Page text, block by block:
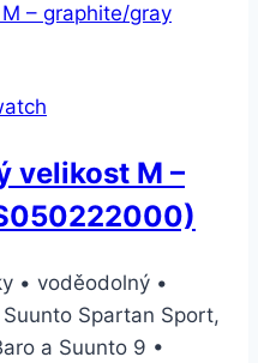
A)
velikost M –
• voděodolný •
Spartan Sport,
a Suunto 9 •